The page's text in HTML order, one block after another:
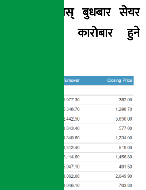
हेर्नुहोस् बुधबार सेयर
सर्वाधिक कारोबार हुने